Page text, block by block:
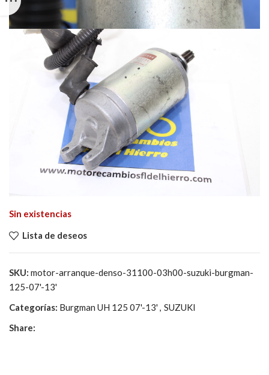
Sin existencias
Lista de deseos
SKU: motor-arranque-denso-31100-03h00-suzuki-burgman-
125-07'-13'
Categorías: Burgman UH 125 07'-13' , SUZUKI
Share: